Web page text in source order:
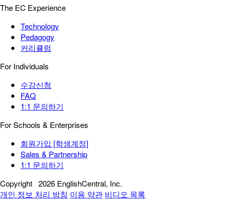
The EC Experience
Technology
Pedagogy
커리큘럼
For Individuals
수강신청
FAQ
1:1 문의하기
For Schools & Enterprises
회원가입 [학생계정]
Sales & Partnership
1:1 문의하기
Copyright 2026 EnglishCentral, Inc.
개인 정보 처리 방침 이용 약관 비디오 목록